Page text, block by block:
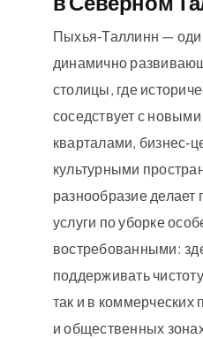
Пыхья‑Таллинн —
динамично
столицы, где
соседствует с
кварталами,
культурными
разнообразие
услуги по уборке
востребованными:
поддерживать
так и в
и общественных